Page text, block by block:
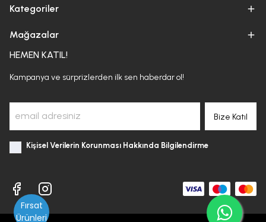
Kategoriler
Mağazalar
HEMEN KATIL!
Kampanya ve sürprizlerden ilk sen haberdar ol!
Bize Katıl
Kişisel Verilerin Korunması Hakkında Bilgilendirme
Fırsat
Ürünleri